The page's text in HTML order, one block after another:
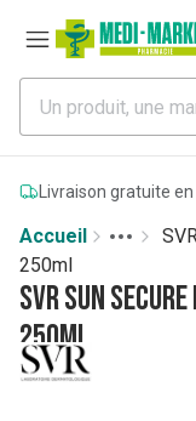
Livraison gratuite
Accueil
More
Toggle
250ml
SVR Sun
250ml